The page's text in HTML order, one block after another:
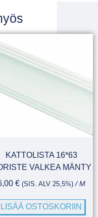
KATTOLISTA 16*63
VALKEA MÄNTY
€ (SIS. ALV 25,5%) / M
LISÄÄ OSTOSKORIIN